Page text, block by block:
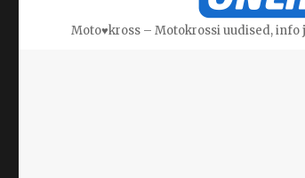
Moto♥kross – Motokrossi uudised, info